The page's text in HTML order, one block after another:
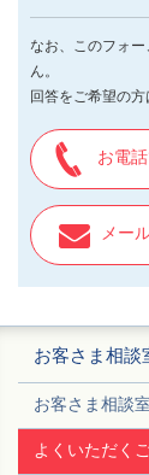
なお、このフォ
ん。
回答をご希望の
お電
メー
お客さま相談
お客さま相談
よくいただく